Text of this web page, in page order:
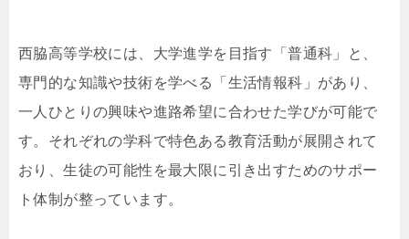
西脇高等学校には、大学進学を目指す「普通科」と、
専門的な知識や技術を学べる「生活情報科」があり、
一人ひとりの興味や進路希望に合わせた学びが可能で
す。それぞれの学科で特色ある教育活動が展開されて
おり、生徒の可能性を最大限に引き出すためのサポー
ト体制が整っています。